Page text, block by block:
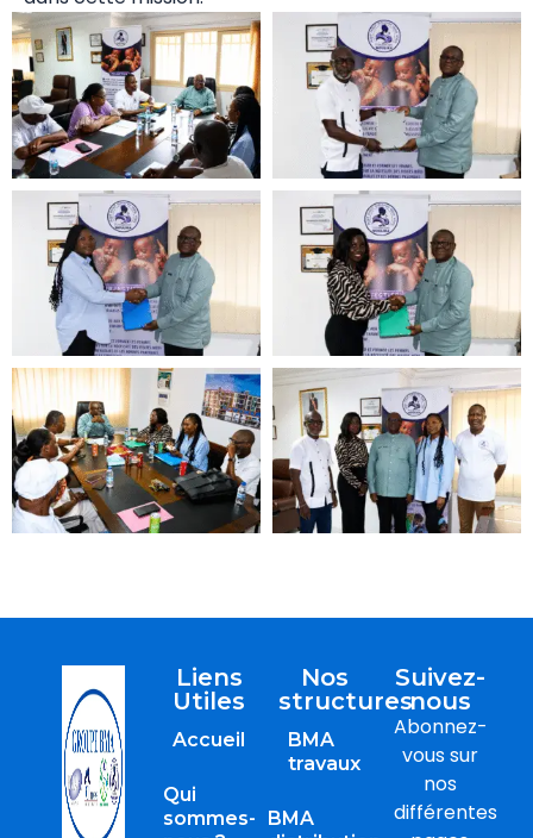
Liens
Utiles
Accueil
Qui
sommes-
Nos
structures
BMA
travaux
BMA
Suivez-
nous
Abonnez-
vous sur
nos
différentes